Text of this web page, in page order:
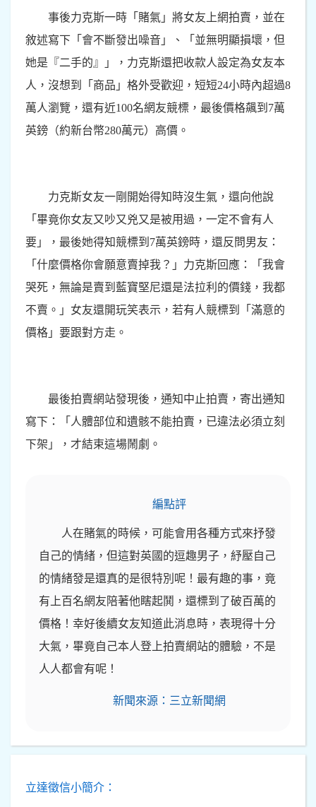
事後力克斯一時「賭氣」將女友上網拍賣，並在
敘述寫下「會不斷發出噪音」、「並無明顯損壞，但
她是『二手的』」，力克斯還把收款人設定為女友本
人，沒想到「商品」格外受歡迎，短短24小時內超過8
萬人瀏覽，還有近100名網友競標，最後價格飆到7萬
英鎊（約新台幣280萬元）高價。
力克斯女友一剛開始得知時沒生氣，還向他說
「畢竟你女友又吵又兇又是被用過，一定不會有人
要」，最後她得知競標到7萬英鎊時，還反問男友：
「什麼價格你會願意賣掉我？」力克斯回應：「我會
哭死，無論是賣到藍寶堅尼還是法拉利的價錢，我都
不賣。」女友還開玩笑表示，若有人競標到「滿意的
價格」要跟對方走。
最後拍賣網站發現後，通知中止拍賣，寄出通知
寫下：「人體部位和遺骸不能拍賣，已違法必須立刻
下架」，才結束這場鬧劇。
編點評
人在賭氣的時候，可能會用各種方式來抒發
自己的情緒，但這對英國的逗趣男子，紓壓自己
的情緒發是還真的是很特別呢！最有趣的事，竟
有上百名網友陪著他瞎起鬨，還標到了破百萬的
價格！幸好後續女友知道此消息時，表現得十分
大氣，畢竟自己本人登上拍賣網站的體驗，不是
人人都會有呢！
新聞來源：三立新聞網
立達徵信小簡介：